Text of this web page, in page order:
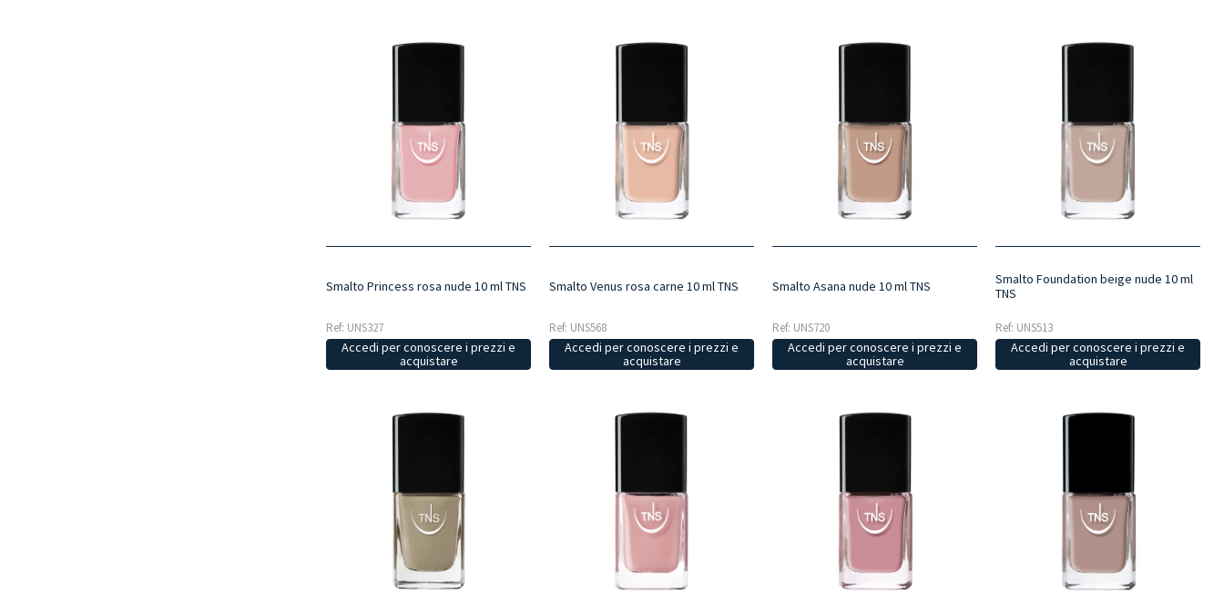
Smalto Princess rosa nude 10 ml TNS
Ref: UNS327
Accedi per conoscere i prezzi e
acquistare
Smalto Venus rosa carne 10 ml TNS
Ref: UNS568
Accedi per conoscere i prezzi e
acquistare
Smalto Asana nude 10 ml TNS
Ref: UNS720
Accedi per conoscere i prezzi e
acquistare
Smalto Foundation beige nude 10 ml
TNS
Ref: UNS513
Accedi per conoscere i prezzi e
acquistare